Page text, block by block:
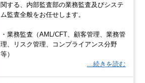
関する、内部監査部の業務監査及びシステ
ム監査全般をお任せします。
・業務監査（AML/CFT、顧客管理、業務管
理、リスク管理、コンプライアンス分野
等）
…続きを読む